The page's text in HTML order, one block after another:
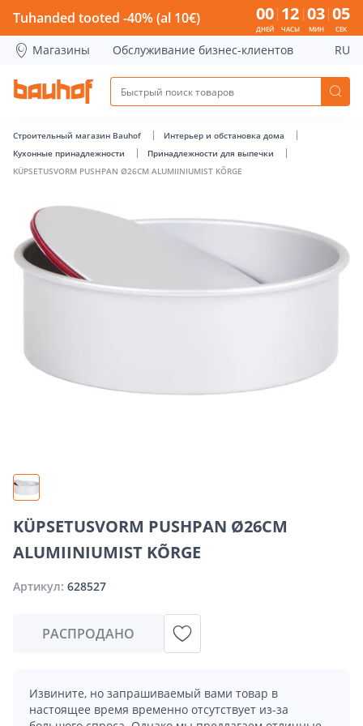
KÜPSETUSVORM PUSHPAN Ø26CM ALUMIINIUMIST
Tuhanded tooted -40% (al 10€) 00
ДНЕЙ
12
ЧАСЫ
03
МИН
05
СЕК
Магазины Обслуживание бизнес-клиентов RU
Строительный магазин Bauhof
Интерьер и обстановка дома
Кухонные принадлежности
Принадлежности для выпечки
KÜPSETUSVORM PUSHPAN Ø26CM ALUMIINIUMIST KÕRGE
KÜPSETUSVORM PUSHPAN Ø26CM
ALUMIINIUMIST KÕRGE
Артикул: 628527
РАСПРОДАНО
Извините, но запрашиваемый вами товар в
настоящее время временно отсутствует из-за